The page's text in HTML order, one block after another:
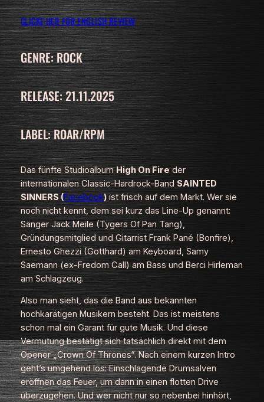
CLICKE HER FOR ENGLISH REVIEW
GENRE: ROCK
RELEASE: 21.11.2025
LABEL: ROAR/RPM
Das fünfte StudioalbumHigh On Fire der
internationalen Classic-Hardrock-Band SAINTED
SINNERS (Facebook)ist frisch auf dem Markt. Wer sie
noch nicht kennt, dem sei kurz das Line-Up genannt:
Sänger Jack Meile (Tygers Of Pan Tang),
Gründungsmitglied und Gitarrist Frank Pané (Bonfire),
Ernesto Ghezzi (Gotthard) am Keyboard, Samy
Saemann (ex-Fredom Call) am Bass und Berci Hirleman
am Schlagzeug.
Also man sieht, das die Band aus bekannten
hochkarätigen Musikern besteht. Das ist meistens
schon mal ein Garant für gute Musik. Und diese
Vermutung bestätigt sich tatsächlich direkt mit dem
Opener „Crown Of Thrones“. Nach einem kurzen Intro
geht’s umgehend los: Einschlagende Drumsalven
eröffnen das Feuer, um dann in einen flotten Drive
überzugehen. Und wer nicht nur so nebenbei hinhört,